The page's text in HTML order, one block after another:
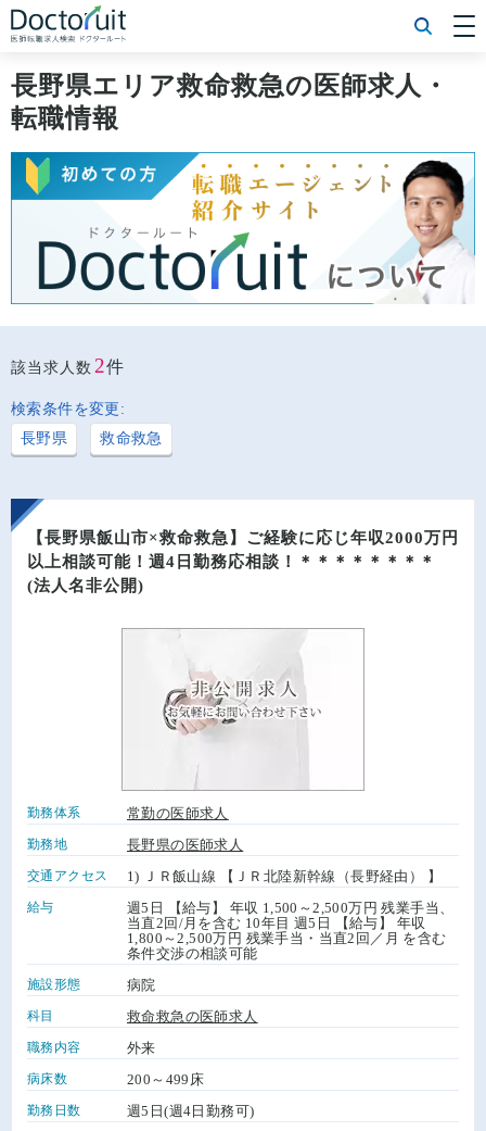
[常勤] 科目から探す
[常勤] 特徴から探す
Doctoruit医師転職特集
Doctoruitについて
運営者情報
プライバシーポリシー
長野県エリア救命救急の医師求人・
転職情報
該当求人数 2件
検索条件を変更:
長野県
救命救急
【長野県飯山市×救命救急】ご経験に応じ年収2000万円
以上相談可能！週4日勤務応相談！＊＊＊＊＊＊＊＊
(法人名非公開)
勤務体系 常勤の医師求人
勤務地 長野県の医師求人
交通アクセス 1) ＪＲ飯山線 【ＪＲ北陸新幹線（長野経由） 】
給与
週5日 【給与】 年収 1,500～2,500万円 残業手当、
当直2回/月を含む 10年目 週5日 【給与】 年収
1,800～2,500万円 残業手当・当直2回／月 を含む
条件交渉の相談可能
施設形態 病院
科目 救命救急の医師求人
職務内容 外来
病床数 200～499床
勤務日数 週5日(週4日勤務可)